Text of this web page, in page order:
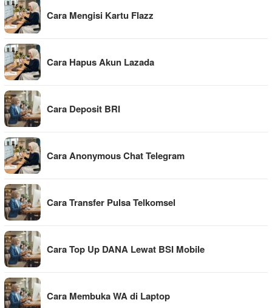
Cara Mengisi Kartu Flazz
Cara Hapus Akun Lazada
Cara Deposit BRI
Cara Anonymous Chat Telegram
Cara Transfer Pulsa Telkomsel
Cara Top Up DANA Lewat BSI Mobile
Cara Membuka WA di Laptop